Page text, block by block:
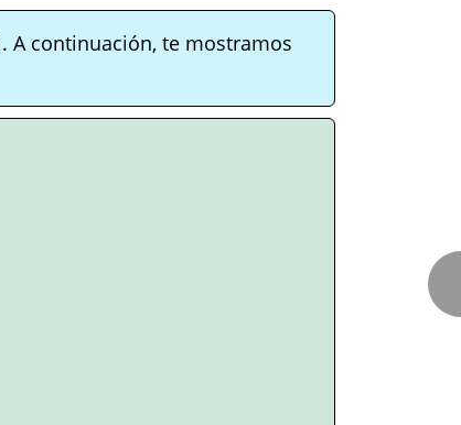
A continuación, te mostramos